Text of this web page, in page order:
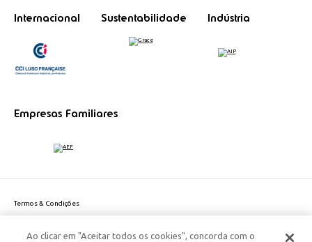
Internacional Sustentabilidade Indústria
Empresas Familiares
Termos & Condições
Politica de Cookies
Ao clicar em "Aceitar todos os cookies", concorda com o